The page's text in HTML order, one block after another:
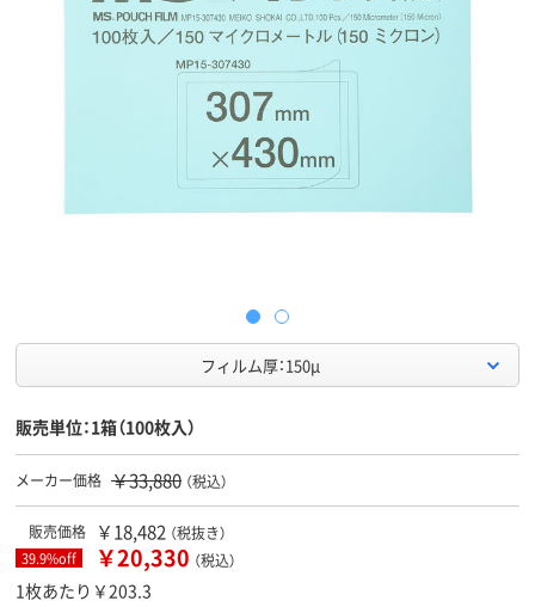
フィルム厚：150μ
販売単位：1箱（100枚入）
メーカー価格 ￥33,880 （税込）
販売価格 ￥18,482 （税抜き）
39.9%off ￥20,330 （税込）
1枚あたり￥203.3